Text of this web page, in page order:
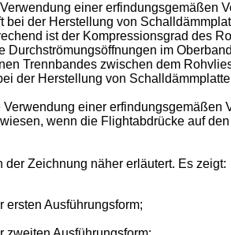
einer erfindungsgemäßen
der Herstellung von
ist der Kompressionsgrad des
im
Trennbandes zwischen dem
der Herstellung von
einer erfindungsgemäßen
wenn die Flightabdrücke auf
Zeichnung näher erläutert. Es zeigt:
Ausführungsform;